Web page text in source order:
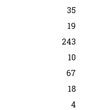
35
19
243
10
67
18
4